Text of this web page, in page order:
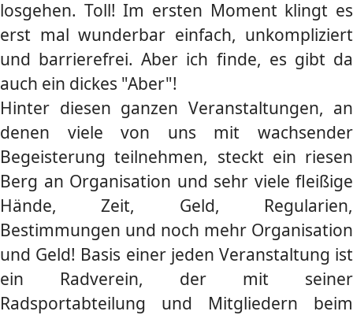
losgehen. Toll! Im ersten Moment klingt es
erst mal wunderbar einfach, unkompliziert
und barrierefrei. Aber ich finde, es gibt da
auch ein dickes "Aber"!
Hinter diesen ganzen Veranstaltungen, an
denen viele von uns mit wachsender
Begeisterung teilnehmen, steckt ein riesen
Berg an Organisation und sehr viele fleißige
Hände, Zeit, Geld, Regularien,
Bestimmungen und noch mehr Organisation
und Geld! Basis einer jeden Veranstaltung ist
ein Radverein, der mit seiner
Radsportabteilung und Mitgliedern beim